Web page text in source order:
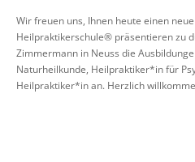
Wir freuen uns, Ihnen heute einen
Heilpraktikerschule® präsentieren zu
Zimmermann in Neuss die
Naturheilkunde, Heilpraktiker*in für
Heilpraktiker*in an. Herzlich